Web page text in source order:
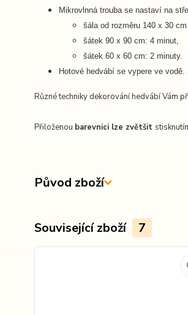
Mikrovlnná trouba se nastaví na
šála od rozměru 140 x 30
šátek 90 x 90 cm: 4 minut,
šátek 60 x 60 cm: 2 minuty.
Hotové hedvábí se vypere ve
Různé techniky dekorování hedvábí Vám
Přiloženou barevnici lze zvětšit
Původ zboží
Související zboží 7